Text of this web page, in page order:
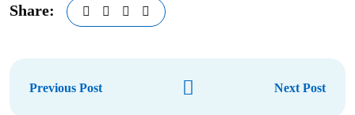
Share:
Previous Post Next Post